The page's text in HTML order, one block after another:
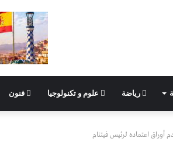
رياضة علوم و تكنولوجيا فنون
اعتماده لرئيس فيتنام